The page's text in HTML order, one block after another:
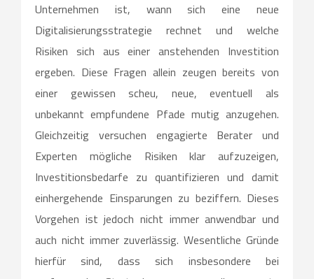
Unternehmen ist, wann sich eine neue
Digitalisierungsstrategie rechnet und welche
Risiken sich aus einer anstehenden Investition
ergeben. Diese Fragen allein zeugen bereits von
einer gewissen scheu, neue, eventuell als
unbekannt empfundene Pfade mutig anzugehen.
Gleichzeitig versuchen engagierte Berater und
Experten mögliche Risiken klar aufzuzeigen,
Investitionsbedarfe zu quantifizieren und damit
einhergehende Einsparungen zu beziffern. Dieses
Vorgehen ist jedoch nicht immer anwendbar und
auch nicht immer zuverlässig. Wesentliche Gründe
hierfür sind, dass sich insbesondere bei